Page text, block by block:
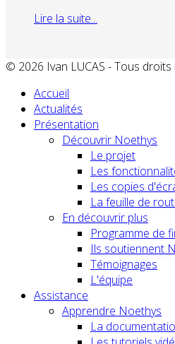
Lire la suite...
© 2026 Ivan LUCAS - Tous droits
Accueil
Actualités
Présentation
Découvrir Noethys
Le projet
Les
Les copies
La feuille de
En découvrir plus
Programme de
Ils soutiennent
Témoignages
L'équipe
Assistance
Apprendre Noethys
La